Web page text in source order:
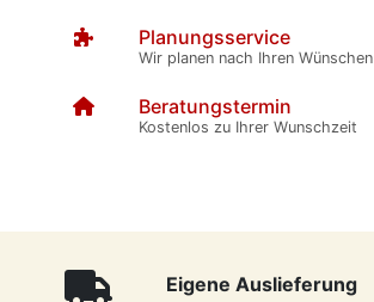
Planungsservice
Wir planen nach Ihren Wünschen
Beratungstermin
Kostenlos zu Ihrer Wunschzeit
Eigene Auslieferung